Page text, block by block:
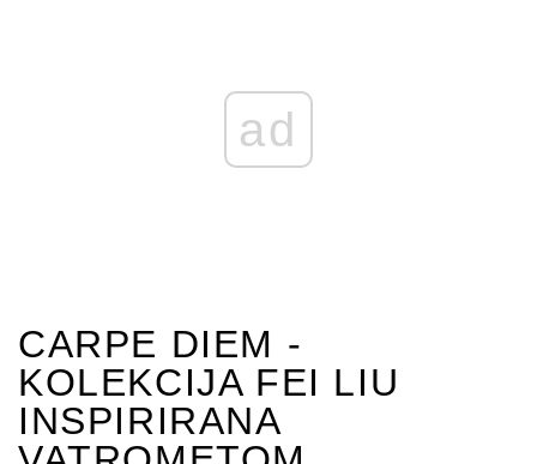
ad
CARPE DIEM -
KOLEKCIJA FEI LIU
INSPIRIRANA